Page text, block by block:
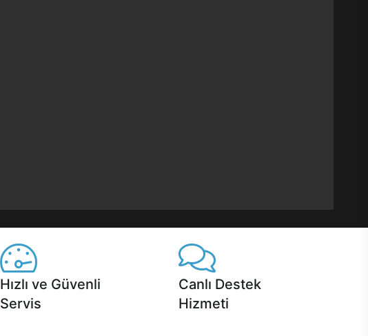
Hızlı ve Güvenli
Servis
Canlı Destek
Hizmeti